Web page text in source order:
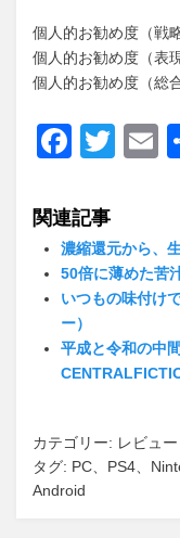
個人的お勧め度（
個人的お勧め度
個人的お勧め度
F
c
e
b
o
o
k
T
er
E
関連記事
濃縮還元から、
50倍に薄めた苦
いつもの味付け
ー）
平成と令和の中
カテゴリー: レビュー
タグ: PC PS4
Android